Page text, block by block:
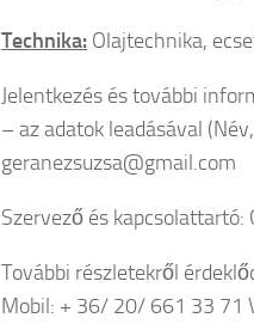
Technika: Olajtechnika,
Jelentkezés és további
– az adatok leadásával
geranezsuzsa@gmail.com
Szervező és
További részletekről
Mobil: + 36/ 20/ 661 33 71